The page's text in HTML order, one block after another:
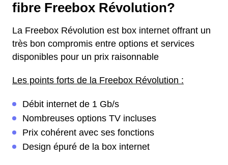
fibre Freebox Révolution?
La Freebox Révolution est box internet offrant un
très bon compromis entre options et services
disponibles pour un prix raisonnable
Les points forts de la Freebox Révolution :
Débit internet de 1 Gb/s
Nombreuses options TV incluses
Prix cohérent avec ses fonctions
Design épuré de la box internet